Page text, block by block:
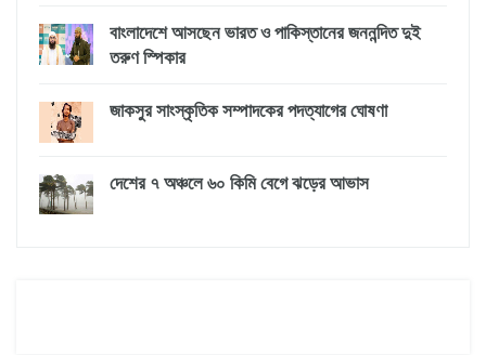
বাংলাদেশে আসছেন ভারত ও পাকিস্তানের জননন্দিত দুই
তরুণ স্পিকার
জাকসুর সাংস্কৃতিক সম্পাদকের পদত্যাগের ঘোষণা
দেশের ৭ অঞ্চলে ৬০ কিমি বেগে ঝড়ের আভাস